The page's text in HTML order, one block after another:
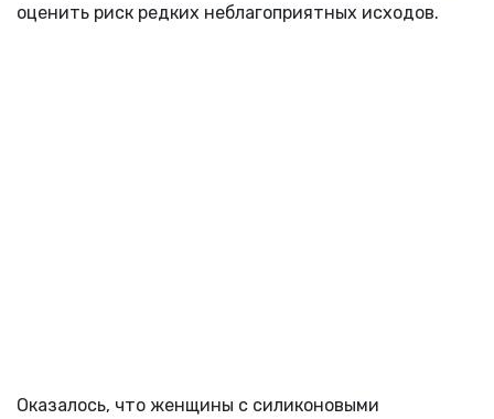
оценить риск редких неблагоприятных исходов.
Оказалось, что женщины с силиконовыми